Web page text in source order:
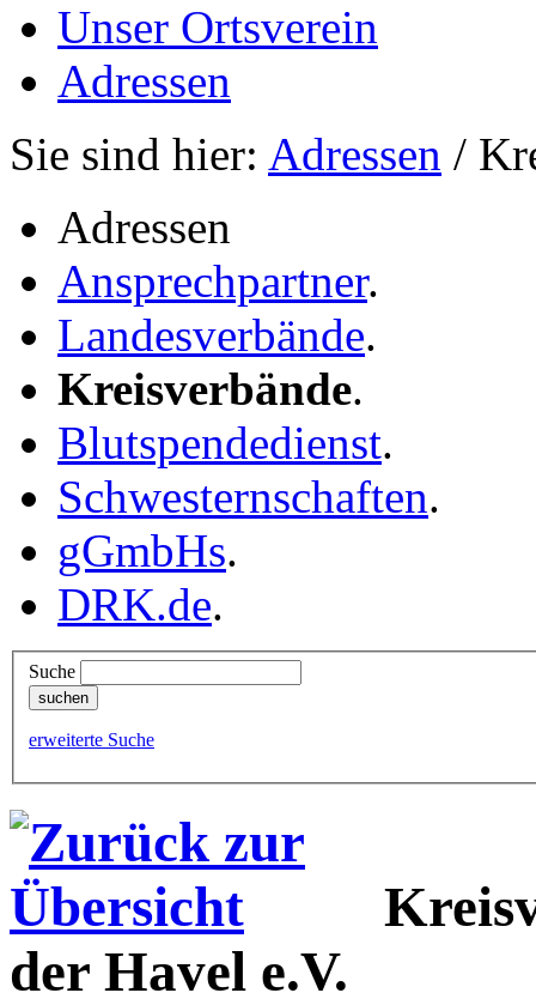
Unser Ortsverein
Adressen
Sie sind hier: Adressen /
Adressen
Ansprechpartner.
Landesverbände.
Kreisverbände.
Blutspendedienst.
Schwesternschaften.
gGmbHs.
DRK.de.
Suche
erweiterte Suche
der Havel e.V.